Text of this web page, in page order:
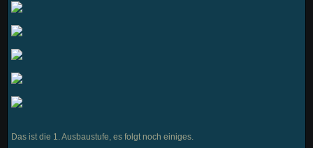
Das ist die 1. Ausbaustufe, es folgt noch einiges.